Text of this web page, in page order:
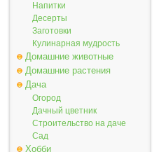
Напитки
Десерты
Заготовки
Кулинарная мудрость
Домашние животные
Домашние растения
Дача
Огород
Дачный цветник
Строительство на даче
Сад
Хобби